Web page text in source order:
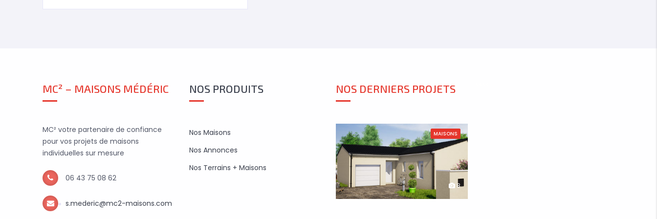
MC² – MAISONS MÉDÉRIC
MC² votre partenaire de confiance
pour vos projets de maisons
individuelles sur mesure
06 43 75 08 62
s.mederic@mc2-maisons.com
NOS PRODUITS
Nos Maisons
Nos Annonces
Nos Terrains + Maisons
NOS DERNIERS PROJETS
MAISONS
8